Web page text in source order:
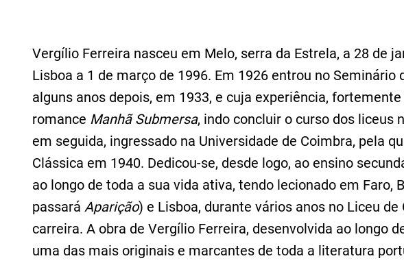
Vergílio Ferreira nasceu em Melo, serra da Estrela, a 28 de
Lisboa a 1 de março de 1996. Em 1926 entrou no Seminário
alguns anos depois, em 1933, e cuja experiência,
romance Manhã Submersa, indo concluir o curso dos liceus
em seguida, ingressado na Universidade de Coimbra, pela
Clássica em 1940. Dedicou‑se, desde logo, ao ensino
ao longo de toda a sua vida ativa, tendo lecionado em Faro,
passará Aparição) e Lisboa, durante vários anos no Liceu
carreira. A obra de Vergílio Ferreira, desenvolvida ao longo
uma das mais originais e marcantes de toda a literatura